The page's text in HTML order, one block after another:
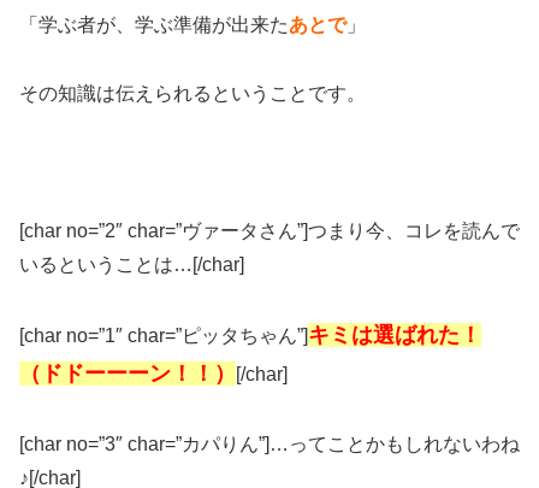
「学ぶ者が、学ぶ準備が出来たあとで」
その知識は伝えられるということです。
[char no=”2″ char=”ヴァータさん”]つまり今、コレを読んで
いるということは…[/char]
[char no=”1″ char=”ピッタちゃん”]キミは選ばれた！
（ドドーーーン！！）
[/char]
[char no=”3″ char=”カパりん”]…ってことかもしれないわね
♪[/char]